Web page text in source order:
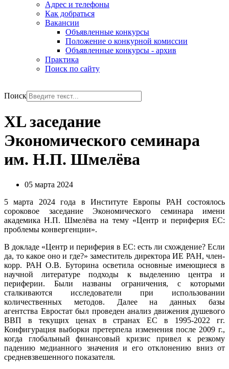
Адрес и телефоны
Как добраться
Вакансии
Объявленные конкурсы
Положение о конкурной комиссии
Объявленные конкурсы - архив
Практика
Поиск по сайту
Поиск
XL заседание
Экономического семинара
им. Н.П. Шмелёва
05 марта 2024
5 марта 2024 года в Институте Европы РАН состоялось
сороковое заседание Экономического семинара имени
академика Н.П. Шмелёва на тему «Центр и периферия ЕС:
проблемы конвергенции».
В докладе «Центр и периферия в ЕС: есть ли схождение? Если
да, то какое оно и где?» заместитель директора ИЕ РАН, член-
корр. РАН О.В. Буторина осветила основные имеющиеся в
научной литературе подходы к выделению центра и
периферии. Были названы ограничения, с которыми
сталкиваются исследователи при использовании
количественных методов. Далее на данных базы
агентства Евростат был проведен анализ движения душевого
ВВП в текущих ценах в странах ЕС в 1995-2022 гг.
Конфигурация выборки претерпела изменения после 2009 г.,
когда глобальный финансовый кризис привел к резкому
падению медианного значения и его отклонению вниз от
средневзвешенного показателя.